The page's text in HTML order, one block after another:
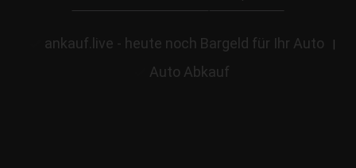
ankauf.live - heute noch Bargeld für Ihr Auto |
Auto Abkauf